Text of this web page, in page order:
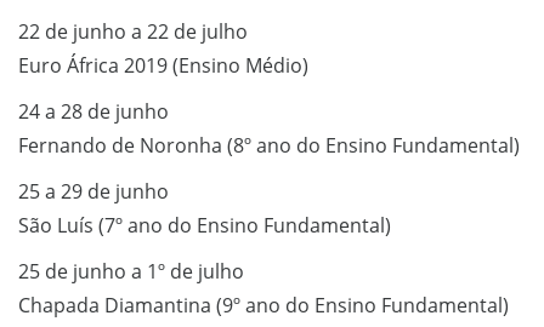
22 de junho a 22 de julho
Euro África 2019 (Ensino Médio)
24 a 28 de junho
Fernando de Noronha (8º ano do Ensino Fundamental)
25 a 29 de junho
São Luís (7º ano do Ensino Fundamental)
25 de junho a 1º de julho
Chapada Diamantina (9º ano do Ensino Fundamental)